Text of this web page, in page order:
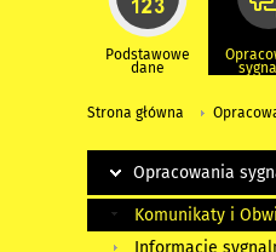
Podstawowe
dane
Strona główna
Opracowania
Komunikaty i